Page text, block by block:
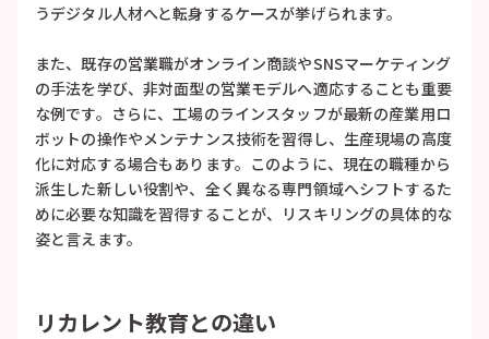
うデジタル人材へと転身するケースが挙げられます。
また、既存の営業職がオンライン商談やSNSマーケティング
の手法を学び、非対面型の営業モデルへ適応することも重要
な例です。さらに、工場のラインスタッフが最新の産業用ロ
ボットの操作やメンテナンス技術を習得し、生産現場の高度
化に対応する場合もあります。このように、現在の職種から
派生した新しい役割や、全く異なる専門領域へシフトするた
めに必要な知識を習得することが、リスキリングの具体的な
姿と言えます。
リカレント教育との違い